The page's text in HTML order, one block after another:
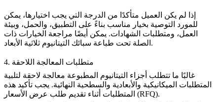
إذا لم يكن العميل متأكدًا من الدرجة التي يجب اختيارها، يمكن
للمورد التوصية بخيار مناسب بناءً على التطبيق، والحمل، وبيئة
العمل، ومتطلبات الشهادات. يمكن أيضًا مراجعة الخيارات ذات
الصلة تحت طباعة سبائك التيتانيوم ثلاثية الأبعاد .
4. متطلبات المعالجة اللاحقة
غالبًا ما تتطلب أجزاء التيتانيوم المطبوعة معالجة لاحقة لتلبية
المتطلبات الميكانيكية والأبعادية والسطحية النهائية. يجب تأكيد هذه
المتطلبات أثناء تقديم طلب عرض الأسعار (RFQ).